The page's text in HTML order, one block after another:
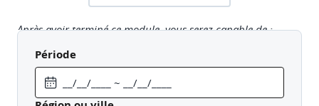
Après avoir terminé ce module, vous serez capable de :
Découvrir les avantages du cloud computing dans
Azure et comment cela peut vous faire gagner du temps
et de l’argent.
Expliquer les concepts tels que la haute disponibilité,
Période